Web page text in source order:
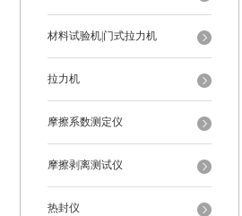
材料试验机|门式拉力机
拉力机
摩擦系数测定仪
摩擦剥离测试仪
热封仪